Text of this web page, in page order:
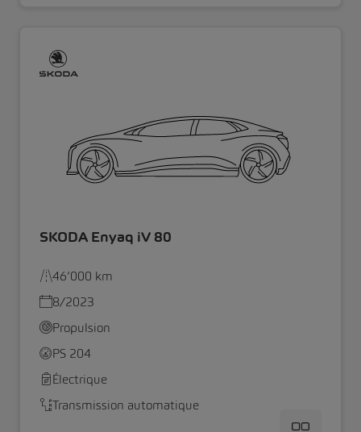
SKODA Enyaq iV 80
46’000 km
8/2023
Propulsion
PS 204
Électrique
Transmission automatique